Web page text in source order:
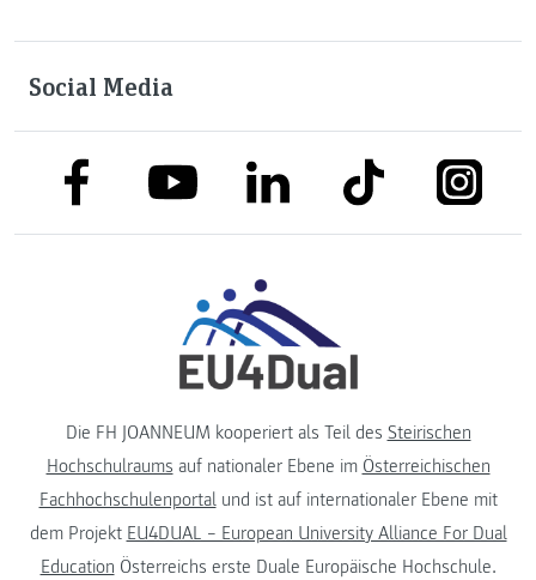
Social Media
link to facebooklink to youtubelink to linkedinlink to tiktok
Die FH JOANNEUM kooperiert als Teil des Steirischen
Hochschulraums auf nationaler Ebene im Österreichischen
Fachhochschulenportalund ist auf internationaler Ebene mit
dem Projekt EU4DUAL – European University Alliance For Dual
Education Österreichs erste Duale Europäische Hochschule.